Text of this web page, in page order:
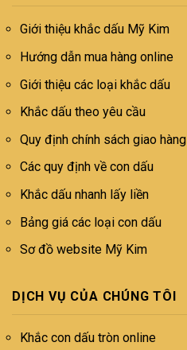
Giới thiệu khắc dấu Mỹ Kim
Hướng dẫn mua hàng online
Giới thiệu các loại khắc dấu
Khắc dấu theo yêu cầu
Quy định chính sách giao hàng
Các quy định về con dấu
Khắc dấu nhanh lấy liền
Bảng giá các loại con dấu
Sơ đồ website Mỹ Kim
DỊCH VỤ CỦA CHÚNG TÔI
Khắc con dấu tròn online